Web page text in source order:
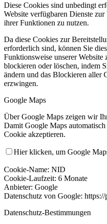
Diese Cookies sind unbedingt
Website verfügbaren Dienste
ihrer Funktionen zu nutzen.
Da diese Cookies zur
erforderlich sind, können Sie
Funktionsweise unserer Website
blockieren oder löschen, indem
ändern und das Blockieren aller
erzwingen.
Google Maps
Über Google Maps zeigen wir
Damit Google Maps
Cookie akzeptieren.
Hier klicken, um Google
Cookie-Name: NID
Cookie-Laufzeit: 6 Monate
Anbieter: Google
Datenschutz von Google:
Datenschutz-Bestimmungen